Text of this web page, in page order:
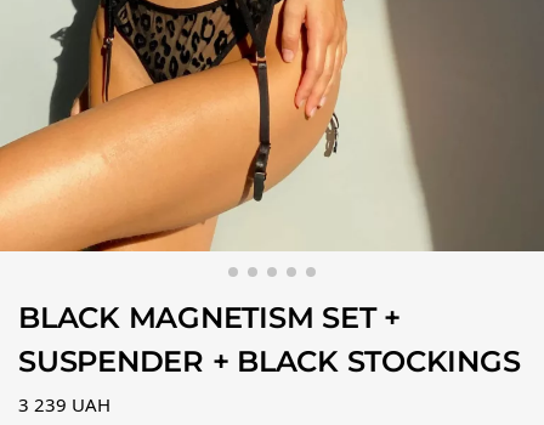
BLACK MAGNETISM SET +
SUSPENDER + BLACK STOCKINGS
3 239 UAH